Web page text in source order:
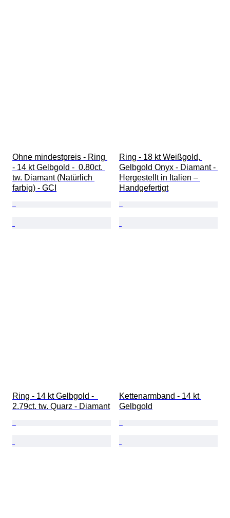
Ohne mindestpreis - Ring
- 14 kt Gelbgold -  0.80ct.
tw. Diamant (Natürlich
farbig) - GCI
Ring - 18 kt Weißgold,
Gelbgold Onyx - Diamant -
Hergestellt in Italien –
Handgefertigt
Ring - 14 kt Gelbgold -
2.79ct. tw. Quarz - Diamant
Kettenarmband - 14 kt
Gelbgold